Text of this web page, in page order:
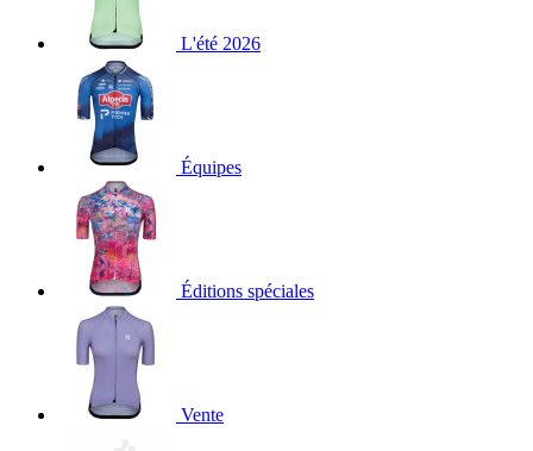
L'été 2026
Équipes
Éditions spéciales
Vente